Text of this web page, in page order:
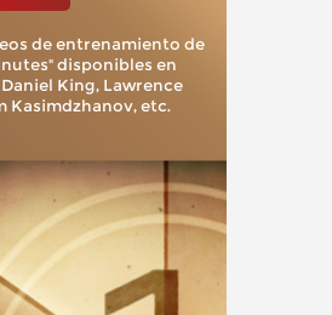
de entrenamiento de
disponibles en
King, Lawrence
Kasimdzhanov, etc.